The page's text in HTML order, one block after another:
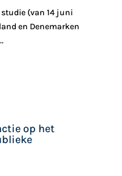
studie (van 14 juni
en Denemarken
op het